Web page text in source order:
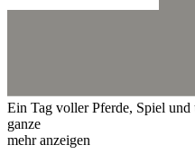
Ein Tag voller Pferde, Spiel
ganze
mehr anzeigen